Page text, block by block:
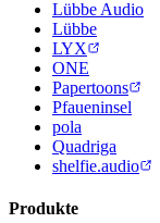
Lübbe Audio
Lübbe
LYX
ONE
Papertoons
Pfaueninsel
pola
Quadriga
shelfie.audio
Produkte